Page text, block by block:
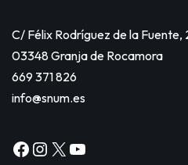
C/ Félix Rodríguez de la Fuente,
03348 Granja de Rocamora
669 371 826
info@snum.es